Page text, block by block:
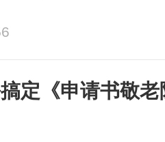
定《申请书敬